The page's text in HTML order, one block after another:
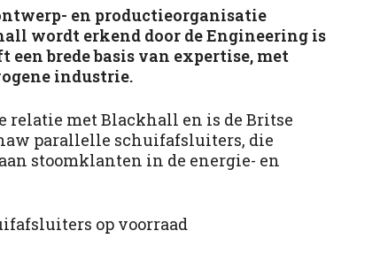
en productieorganisatie
wordt erkend door de Engineering is
een brede basis van expertise, met
industrie.
relatie met Blackhall en is de Britse
parallelle schuifafsluiters, die
stoomklanten in de energie- en
op voorraad